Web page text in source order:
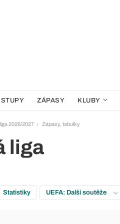
ZÁPASY KLUBY
2026/2027 Zápasy, tabulky
liga
Statistiky UEFA: Další soutěže